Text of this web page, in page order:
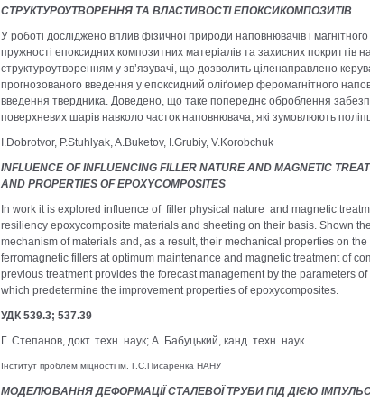
СТРУКТУРОУТВОРЕННЯ ТА ВЛАСТИВОСТІ ЕПОКСИКОМПОЗИТІВ
У роботі досліджено вплив фізичної природи наповнювачів і
пружності епоксидних композитних матеріалів та захисних покриттів
структуроутворенням у зв’язувачі, що дозволить ціленаправлено
прогнозованого введення у епоксидний оліґомер феромагнітного
введення твердника. Доведено, що таке попереднє оброблення
поверхневих шарів навколо часток наповнювача, які зумовлюють
I.Dobrotvor, P.Stuhlyak, A.Buketov, I.Grubiy, V.Korobchuk
INFLUENCE OF INFLUENCING FILLER NATURE AND MAGNETIC
AND PROPERTIES OF EPOXYCOMPOSITES
In work it is explored influence of filler physical nature and magnetic
resiliency epoxycomposite materials and sheeting on their basis. Shown
mechanism of materials and, as a result, their mechanical properties on
ferromagnetic fillers at optimum maintenance and magnetic treatment of
previous treatment provides the forecast management by the parameters
which predetermine the improvement properties of epoxycomposites.
УДК 539.3; 537.39
Г. Степанов, докт. техн. наук; А. Бабуцький, канд. техн. наук
Інститут проблем міцності ім. Г.С.Писаренка НАНУ
МОДЕЛЮВАННЯ ДЕФОРМАЦІЇ СТАЛЕВОЇ ТРУБИ ПІД ДІЄЮ